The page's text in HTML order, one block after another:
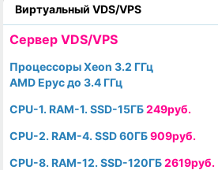
Виртуальный VDS/VPS
Cервер VDS/VPS
Процессоры Xeon 3.2 ГГц
AMD Epyc до 3.4 ГГц
CPU-1. RAM-1. SSD-15ГБ249руб.
CPU-2. RAM-4. SSD 60ГБ909руб.
CPU-8. RAM-12. SSD-120ГБ2619руб.